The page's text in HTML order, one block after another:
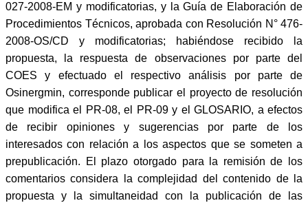
027-2008-EM y modificatorias, y la Guía de Elaboración de
Procedimientos Técnicos, aprobada con Resolución N° 476-
2008-OS/CD y modificatorias; habiéndose recibido la
propuesta, la respuesta de observaciones por parte del
COES y efectuado el respectivo análisis por parte de
Osinergmin, corresponde publicar el proyecto de resolución
que modifica el PR-08, el PR-09 y el GLOSARIO, a efectos
de recibir opiniones y sugerencias por parte de los
interesados con relación a los aspectos que se someten a
prepublicación. El plazo otorgado para la remisión de los
comentarios considera la complejidad del contenido de la
propuesta y la simultaneidad con la publicación de las